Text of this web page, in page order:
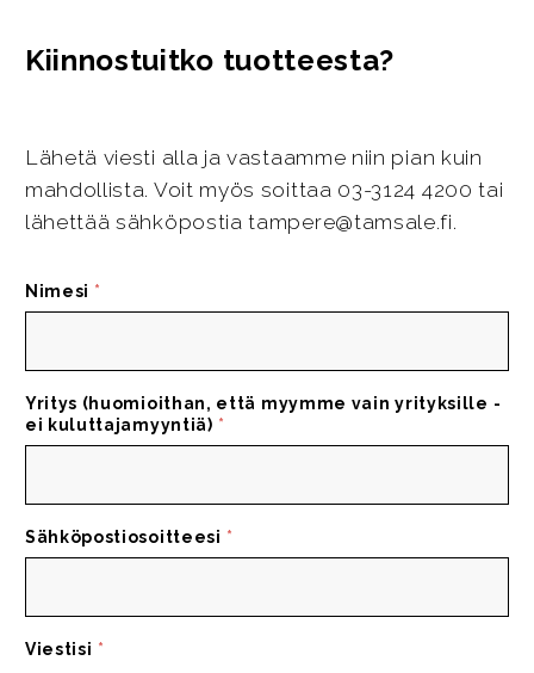
Kiinnostuitko tuotteesta?
Lähetä viesti alla ja vastaamme niin pian kuin
mahdollista. Voit myös soittaa 03-3124 4200 tai
lähettää sähköpostia tampere@tamsale.fi.
Nimesi *
Yritys (huomioithan, että myymme vain yrityksille -
ei kuluttajamyyntiä) *
Sähköpostiosoitteesi *
Viestisi *